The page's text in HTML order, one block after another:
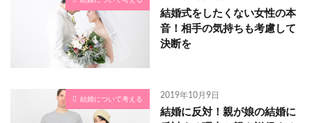
結婚式をしたくない女性の本
音！相手の気持ちも考慮して
決断を
結婚について考える 2019年10月9日
結婚に反対！親が娘の結婚に